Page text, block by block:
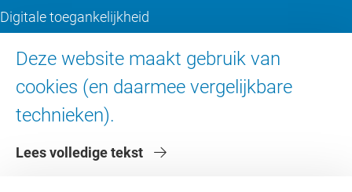
Deze website maakt gebruik van
cookies (en daarmee vergelijkbare
technieken).
Lees volledige tekst
Digitale toegankelijkheid
Over de VU
Contact en route
Faculteiten